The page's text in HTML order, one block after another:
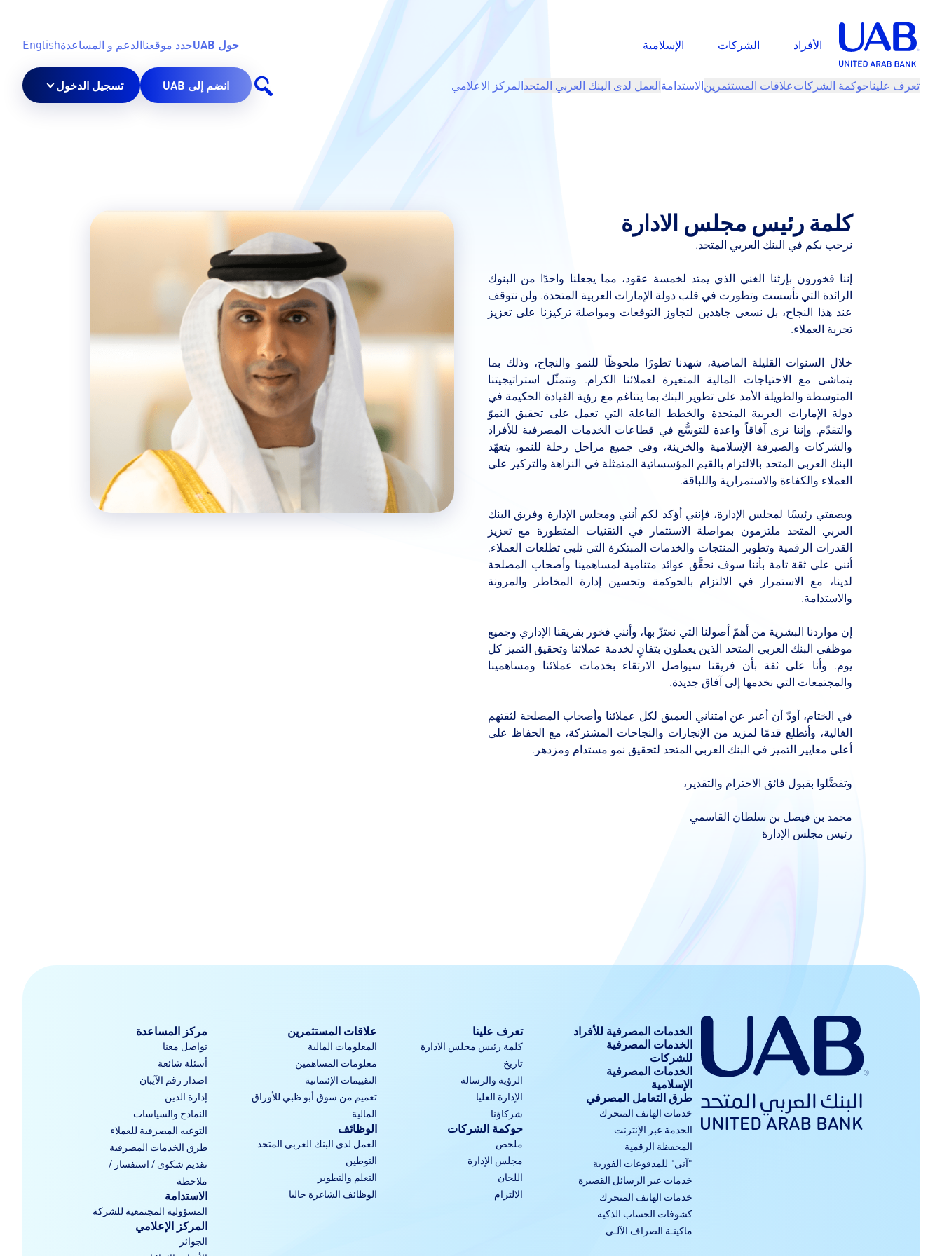
الأفراد الشركات الإسلامية حول UAB حدد موقعناالدعم و المساعدةEnglish
تعرف عليناحوكمة الشركاتعلاقات المستثمرينالاستدامةالعمل لدى البنك العربي المتحدالمركز الاعلامي انضم إلى UAB تسجيل الدخول
كلمة رئيس مجلس الادارة
نرحب بكم في البنك العربي المتحد.
إننا فخورون بإرثنا الغني الذي يمتد لخمسة عقود، مما يجعلنا واحدًا من البنوك
الرائدة التي تأسست وتطورت في قلب دولة الإمارات العربية المتحدة. ولن نتوقف
عند هذا النجاح، بل نسعى جاهدين لتجاوز التوقعات ومواصلة تركيزنا على تعزيز
تجربة العملاء.
خلال السنوات القليلة الماضية، شهدنا تطورًا ملحوظًا للنمو والنجاح، وذلك بما
يتماشى مع الاحتياجات المالية المتغيرة لعملائنا الكرام. وتتمثّل استراتيجيتنا
المتوسطة والطويلة الأمد على تطوير البنك بما يتناغم مع رؤية القيادة الحكيمة في
دولة الإمارات العربية المتحدة والخطط الفاعلة التي تعمل على تحقيق النموّ
والتقدّم. وإننا نرى آفاقاً واعدة للتوسُّع في قطاعات الخدمات المصرفية للأفراد
والشركات والصيرفة الإسلامية والخزينة، وفي جميع مراحل رحلة للنمو، يتعهّد
البنك العربي المتحد بالالتزام بالقيم المؤسساتية المتمثلة في النزاهة والتركيز على
العملاء والكفاءة والاستمرارية واللباقة.
وبصفتي رئيسًا لمجلس الإدارة، فإنني أؤكد لكم أنني ومجلس الإدارة وفريق البنك
العربي المتحد ملتزمون بمواصلة الاستثمار في التقنيات المتطورة مع تعزيز
القدرات الرقمية وتطوير المنتجات والخدمات المبتكرة التي تلبي تطلعات العملاء.
أنني على ثقة تامة بأننا سوف نحقَّق عوائد متنامية لمساهمينا وأصحاب المصلحة
لدينا، مع الاستمرار في الالتزام بالحوكمة وتحسين إدارة المخاطر والمرونة
والاستدامة.
إن مواردنا البشرية من أهمّ أصولنا التي نعتزّ بها، وأنني فخور بفريقنا الإداري وجميع
موظفي البنك العربي المتحد الذين يعملون بتفانٍ لخدمة عملائنا وتحقيق التميز كل
يوم. وأنا على ثقة بأن فريقنا سيواصل الارتقاء بخدمات عملائنا ومساهمينا
والمجتمعات التي نخدمها إلى آفاق جديدة.
في الختام، أودّ أن أعبر عن امتناني العميق لكل عملائنا وأصحاب المصلحة لثقتهم
الغالية، وأتطلع قدمًا لمزيد من الإنجازات والنجاحات المشتركة، مع الحفاظ على
أعلى معايير التميز في البنك العربي المتحد لتحقيق نمو مستدام ومزدهر .
وتفضَّلوا بقبول فائق الاحترام والتقدير،
محمد بن فيصل بن سلطان القاسمي
رئيس مجلس الإدارة
الخدمات المصرفية للأفراد
الخدمات المصرفية
للشركات
الخدمات المصرفية
الإسلامية
طرق التعامل المصرفي
خدمات الهاتف المتحرك
الخدمة عبر الإنترنت
المحفظة الرقمية
"آني" للمدفوعات الفورية
خدمات عبر الرسائل القصيرة
خدمات الهاتف المتحرك
كشوفات الحساب الذكية
ماكينـة الصراف الآلـي
تعرف علينا
كلمة رئيس مجلس الادارة
تاريخ
الرؤية والرسالة
الإدارة العليا
شركاؤنا
حوكمة الشركات
ملخص
مجلس الإدارة
اللجان
الالتزام
علاقات المستثمرين
المعلومات المالية
معلومات المساهمين
التقييمات الإئتمانية
تعميم من سوق أبو ظبي للأوراق
المالية
الوظائف
العمل لدى البنك العربي المتحد
التوطين
التعلم والتطوير
الوظائف الشاغرة حاليا
مركز المساعدة
تواصل معنا
أسئلة شائعة
اصدار رقم الآيبان
إدارة الدين
النماذج والسياسات
التوعيه المصرفية للعملاء
طرق الخدمات المصرفية
تقديم شكوى / استفسار /
ملاحظة
الاستدامة
المسؤولية المجتمعية للشركة
المركز الإعلامي
الجوائز